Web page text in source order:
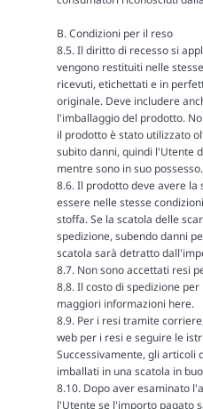
B. Condizioni per il reso
8.5. Il diritto di recesso si
vengono restituiti nelle
ricevuti, etichettati e in
originale. Deve includere
l'imballaggio del prodotto.
il prodotto è stato utilizzato
subito danni, quindi l'Utente
mentre sono in suo possesso.
8.6. Il prodotto deve avere
essere nelle stesse
stoffa. Se la scatola delle
spedizione, subendo danni
scatola sarà detratto
8.7. Non sono accettati resi
8.8. Il costo di spedizione
maggiori informazioni here.
8.9. Per i resi tramite
web per i resi e seguire le
Successivamente, gli articoli
imballati in una scatola in
8.10. Dopo aver esaminato
l'Utente se l'importo pagato